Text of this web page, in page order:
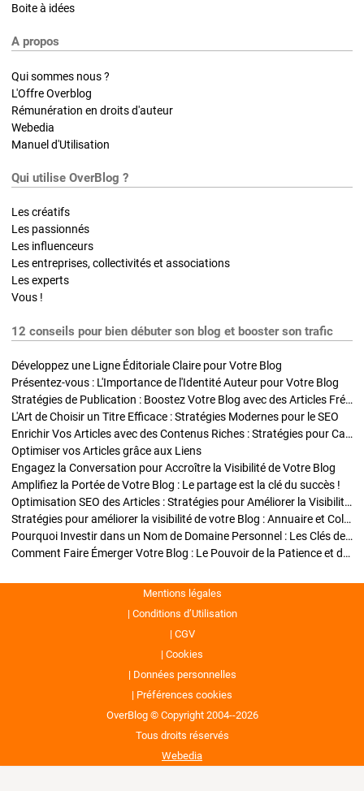
Boite à idées
A propos
Qui sommes nous ?
L'Offre Overblog
Rémunération en droits d'auteur
Webedia
Manuel d'Utilisation
Qui utilise OverBlog ?
Les créatifs
Les passionnés
Les influenceurs
Les entreprises, collectivités et associations
Les experts
Vous !
12 conseils pour bien débuter son blog et booster son trafic
Développez une Ligne Éditoriale Claire pour Votre Blog
Présentez-vous : L'Importance de l'Identité Auteur pour Votre Blog
Stratégies de Publication : Boostez Votre Blog avec des Articles Fréquents et Exclusifs
L'Art de Choisir un Titre Efficace : Stratégies Modernes pour le SEO
Enrichir Vos Articles avec des Contenus Riches : Stratégies pour Captiver et Optimiser
Optimiser vos Articles grâce aux Liens
Engagez la Conversation pour Accroître la Visibilité de Votre Blog
Amplifiez la Portée de Votre Blog : Le partage est la clé du succès !
Optimisation SEO des Articles : Stratégies pour Améliorer la Visibilité de Votre Blog
Stratégies pour améliorer la visibilité de votre Blog : Annuaire et Collaborations
Pourquoi Investir dans un Nom de Domaine Personnel : Les Clés de la Réussite de Votre Blog
Comment Faire Émerger Votre Blog : Le Pouvoir de la Patience et de la Persévérance
Mentions légales
Conditions d’Utilisation
CGV
Cookies
Données personnelles
Préférences cookies
OverBlog © Copyright 2004--2026
Tous droits réservés
Webedia